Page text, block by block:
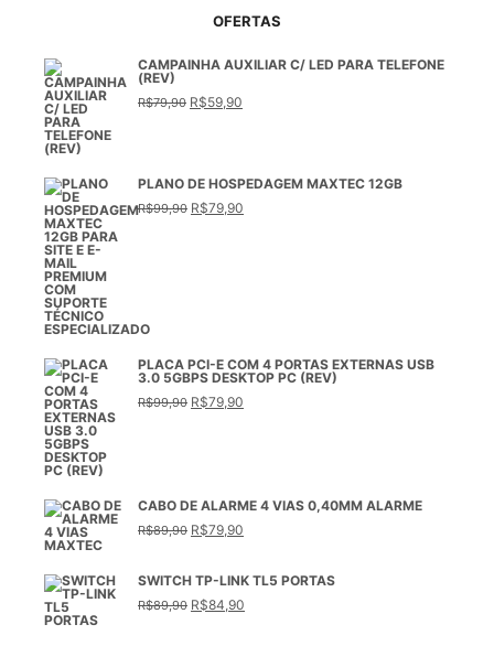
OFERTAS
CAMPAINHA AUXILIAR C/ LED PARA TELEFONE
(REV)
R$79,90 O
preço
R$59,90
preço
PLANO DE HOSPEDAGEM MAXTEC 12GB
R$99,90 O
preço
R$79,90
preço
PLACA PCI-E COM 4 PORTAS EXTERNAS USB
3.0 5GBPS DESKTOP PC (REV)
R$99,90 O
preço
R$79,90
preço
CABO DE ALARME 4 VIAS 0,40MM ALARME
R$89,90 O
preço
R$89,90.
R$79,90
preço
R$79,90.
SWITCH TP-LINK TL5 PORTAS
R$89,90 O
preço
R$84,90
preço